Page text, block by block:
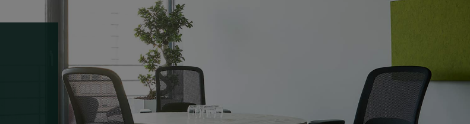
Offecct
Connection
9to5 Seating